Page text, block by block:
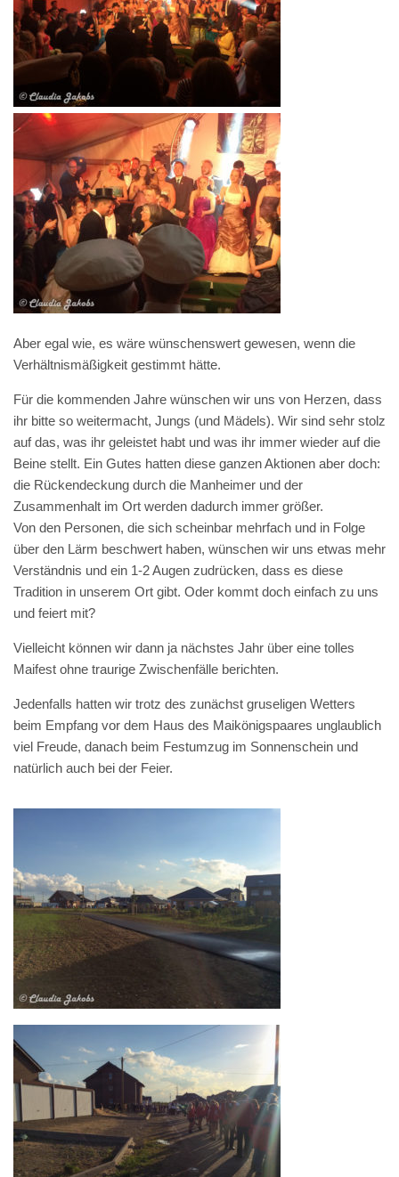
Aber egal wie, es wäre wünschenswert gewesen, wenn die
Verhältnismäßigkeit gestimmt hätte.
Für die kommenden Jahre wünschen wir uns von Herzen, dass
ihr bitte so weitermacht, Jungs (und Mädels). Wir sind sehr stolz
auf das, was ihr geleistet habt und was ihr immer wieder auf die
Beine stellt. Ein Gutes hatten diese ganzen Aktionen aber doch:
die Rückendeckung durch die Manheimer und der
Zusammenhalt im Ort werden dadurch immer größer.
Von den Personen, die sich scheinbar mehrfach und in Folge
über den Lärm beschwert haben, wünschen wir uns etwas mehr
Verständnis und ein 1-2 Augen zudrücken, dass es diese
Tradition in unserem Ort gibt. Oder kommt doch einfach zu uns
und feiert mit?
Vielleicht können wir dann ja nächstes Jahr über eine tolles
Maifest ohne traurige Zwischenfälle berichten.
Jedenfalls hatten wir trotz des zunächst gruseligen Wetters
beim Empfang vor dem Haus des Maikönigspaares unglaublich
viel Freude, danach beim Festumzug im Sonnenschein und
natürlich auch bei der Feier.